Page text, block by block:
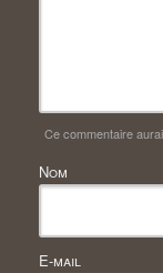
Ce commentaire
Nom
E-mail